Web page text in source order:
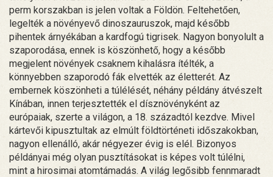
perm korszakban is jelen voltak a Földön. Feltehetően,
legelték a növényevő dinoszauruszok, majd később
pihentek árnyékában a kardfogú tigrisek. Nagyon bonyolult a
szaporodása, ennek is köszönhető, hogy a később
megjelent növények csaknem kihalásra ítélték, a
könnyebben szaporodó fák elvették az életterét. Az
embernek köszönheti a túlélését, néhány példány átvészelt
Kínában, innen terjesztették el dísznövényként az
európaiak, szerte a világon, a 18. századtól kezdve. Mivel
kártevői kipusztultak az elmúlt földtörténeti időszakokban,
nagyon ellenálló, akár négyezer évig is elél. Bizonyos
példányai még olyan pusztításokat is képes volt túlélni,
mint a hirosimai atomtámadás. A világ legősibb fennmaradt